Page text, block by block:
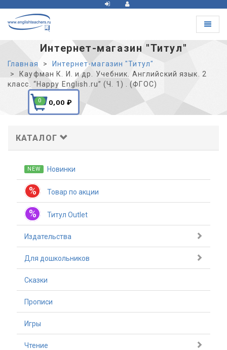
Toggle
Интернет-магазин "Титул"
Главная
Интернет-магазин "Титул"
Кауфман К. И. и др. Учебник. Английский язык. 2
класс. “Happy English.ru” (Ч. 1) . (ФГОС)
0 0,00 ₽
КАТАЛОГ
NEW Новинки
% Товар по акции
% Титул Outlet
Издательства
Для дошкольников
Сказки
Прописи
Игры
Чтение